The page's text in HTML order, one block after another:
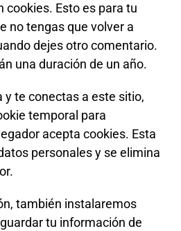
cookies. Esto es para tu
no tengas que volver a
dejes otro comentario.
una duración de un año.
y te conectas a este sitio,
temporal para
acepta cookies. Esta
personales y se elimina
también instalaremos
tu información de